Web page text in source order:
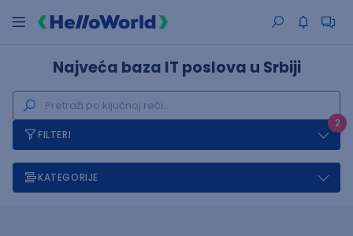
Najveća baza IT poslova u Srbiji
2
FILTERI
KATEGORIJE